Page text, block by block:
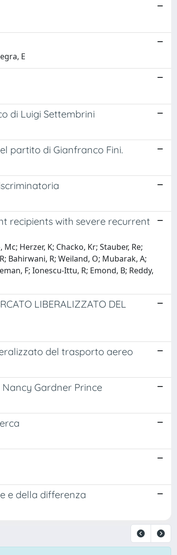
E
di Luigi Settembrini
partito di Gianfranco Fini.
recipients with severe recurrent
Herzer, K; Chacko, Kr; Stauber, Re;
Bahirwani, R; Weiland, O; Mubarak, A;
F; Ionescu-Ittu, R; Emond, B; Reddy,
LIBERALIZZATO DEL
del trasporto aereo
Gardner Prince
e della differenza